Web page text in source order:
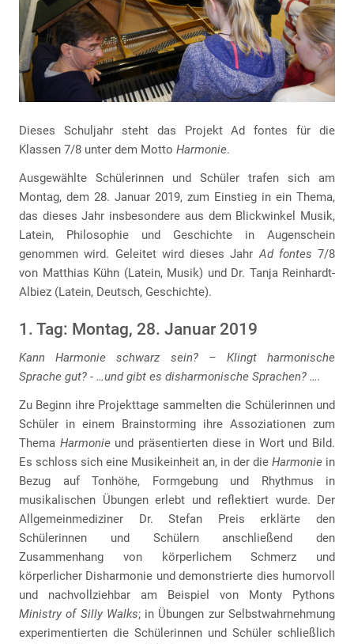
Dieses Schuljahr steht das Projekt Ad fontes für die
Klassen 7/8 unter dem Motto Harmonie.
Ausgewählte Schülerinnen und Schüler trafen sich am
Montag, dem 28. Januar 2019, zum Einstieg in ein Thema,
das dieses Jahr insbesondere aus dem Blickwinkel Musik,
Latein, Philosophie und Geschichte in Augenschein
genommen wird. Geleitet wird dieses JahrAd fontes 7/8
von Matthias Kühn (Latein, Musik) und Dr. Tanja Reinhardt-
Albiez (Latein, Deutsch, Geschichte).
1. Tag: Montag, 28. Januar 2019
Kann Harmonie schwarz sein? – Klingt harmonische
Sprache gut? - …und gibt es disharmonische Sprachen? ….
Zu Beginn ihre Projekttage sammelten die Schülerinnen und
Schüler in einem Brainstorming ihre Assoziationen zum
Thema Harmonieund präsentierten diese in Wort und Bild.
Es schloss sich eine Musikeinheit an, in der die Harmonie in
Bezug auf Tonhöhe, Formgebung und Rhythmus in
musikalischen Übungen erlebt und reflektiert wurde. Der
Allgemeinmediziner Dr. Stefan Preis erklärte den
Schülerinnen und Schülern anschließend den
Zusammenhang von körperlichem Schmerz und
körperlicher Disharmonie und demonstrierte dies humorvoll
und nachvollziehbar am Beispiel von Monty Pythons
Ministry of Silly Walks; in Übungen zur Selbstwahrnehmung
experimentierten die Schülerinnen und Schüler schließlich